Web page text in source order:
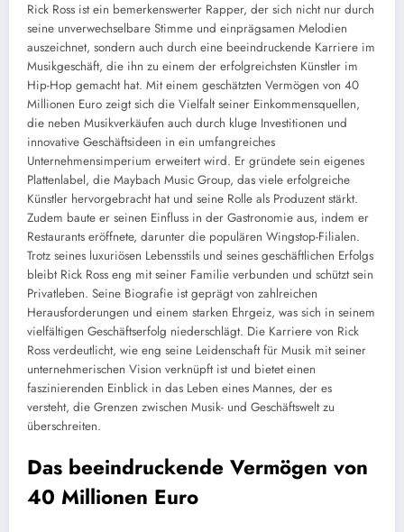
Rick Ross ist ein bemerkenswerter Rapper, der sich nicht nur durch
seine unverwechselbare Stimme und einprägsamen Melodien
auszeichnet, sondern auch durch eine beeindruckende Karriere im
Musikgeschäft, die ihn zu einem der erfolgreichsten Künstler im
Hip-Hop gemacht hat. Mit einem geschätzten Vermögen von 40
Millionen Euro zeigt sich die Vielfalt seiner Einkommensquellen,
die neben Musikverkäufen auch durch kluge Investitionen und
innovative Geschäftsideen in ein umfangreiches
Unternehmensimperium erweitert wird. Er gründete sein eigenes
Plattenlabel, die Maybach Music Group, das viele erfolgreiche
Künstler hervorgebracht hat und seine Rolle als Produzent stärkt.
Zudem baute er seinen Einfluss in der Gastronomie aus, indem er
Restaurants eröffnete, darunter die populären Wingstop-Filialen.
Trotz seines luxuriösen Lebensstils und seines geschäftlichen Erfolgs
bleibt Rick Ross eng mit seiner Familie verbunden und schützt sein
Privatleben. Seine Biografie ist geprägt von zahlreichen
Herausforderungen und einem starken Ehrgeiz, was sich in seinem
vielfältigen Geschäftserfolg niederschlägt. Die Karriere von Rick
Ross verdeutlicht, wie eng seine Leidenschaft für Musik mit seiner
unternehmerischen Vision verknüpft ist und bietet einen
faszinierenden Einblick in das Leben eines Mannes, der es
versteht, die Grenzen zwischen Musik- und Geschäftswelt zu
überschreiten.
Das beeindruckende Vermögen von
40 Millionen Euro